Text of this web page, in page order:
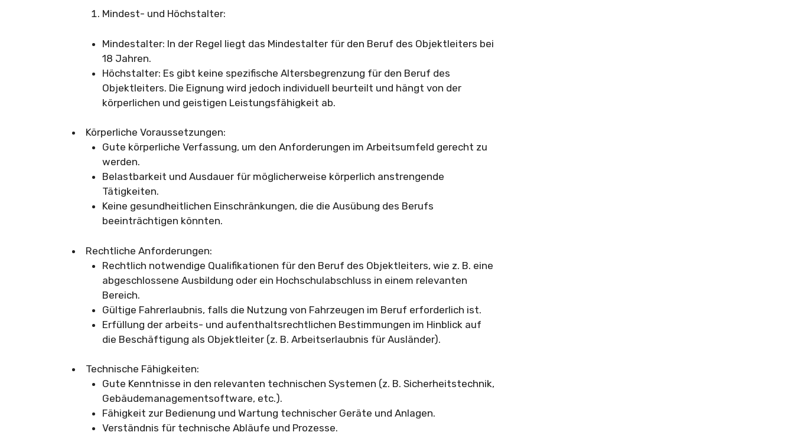
Mindest- und Höchstalter:
Mindestalter: In der Regel liegt das Mindestalter für den Beruf des Objektleiters bei
18 Jahren.
Höchstalter: Es gibt keine spezifische Altersbegrenzung für den Beruf des
Objektleiters. Die Eignung wird jedoch individuell beurteilt und hängt von der
körperlichen und geistigen Leistungsfähigkeit ab.
Körperliche Voraussetzungen:
Gute körperliche Verfassung, um den Anforderungen im Arbeitsumfeld gerecht zu
werden.
Belastbarkeit und Ausdauer für möglicherweise körperlich anstrengende
Tätigkeiten.
Keine gesundheitlichen Einschränkungen, die die Ausübung des Berufs
beeinträchtigen könnten.
Rechtliche Anforderungen:
Rechtlich notwendige Qualifikationen für den Beruf des Objektleiters, wie z. B. eine
abgeschlossene Ausbildung oder ein Hochschulabschluss in einem relevanten
Bereich.
Gültige Fahrerlaubnis, falls die Nutzung von Fahrzeugen im Beruf erforderlich ist.
Erfüllung der arbeits- und aufenthaltsrechtlichen Bestimmungen im Hinblick auf
die Beschäftigung als Objektleiter (z. B. Arbeitserlaubnis für Ausländer).
Technische Fähigkeiten:
Gute Kenntnisse in den relevanten technischen Systemen (z. B. Sicherheitstechnik,
Gebäudemanagementsoftware, etc.).
Fähigkeit zur Bedienung und Wartung technischer Geräte und Anlagen.
Verständnis für technische Abläufe und Prozesse.